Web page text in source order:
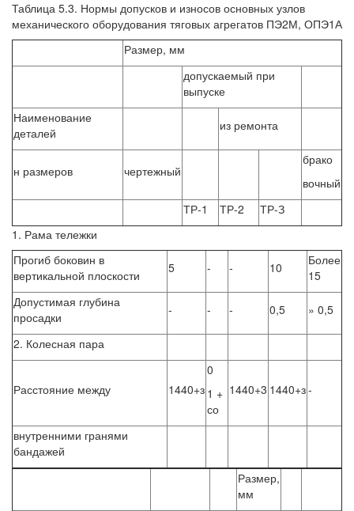
Таблица 5.3. Нормы допусков и износов основных узлов
механического оборудования тяговых агрегатов ПЭ2М, ОПЭ1А
Размер, мм
допускаемый при
выпуске
Наименование
деталей
из ремонта
н размеров чертежный
брако
вочный
ТР-1
ТР-2
ТР-З
1. Рама тележки
Прогиб боковин в
вертикальной плоскости
5 - - 10
Более
15
Допустимая глубина
просадки
- - - 0,5 » 0,5
2. Колесная пара
Расстояние между 1440+з
0
1 +
со
1440+3 1440+з-
внутренними гранями
бандажей
Размер,
мм